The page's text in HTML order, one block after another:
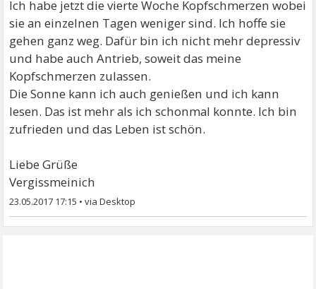
Ich habe jetzt die vierte Woche Kopfschmerzen wobei
sie an einzelnen Tagen weniger sind. Ich hoffe sie
gehen ganz weg. Dafür bin ich nicht mehr depressiv
und habe auch Antrieb, soweit das meine
Kopfschmerzen zulassen.
Die Sonne kann ich auch genießen und ich kann
lesen. Das ist mehr als ich schonmal konnte. Ich bin
zufrieden und das Leben ist schön.
Liebe Grüße
Vergissmeinich
23.05.2017 17:15 •